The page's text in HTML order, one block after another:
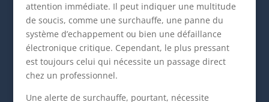
attention immédiate. Il peut indiquer une multitude
de soucis, comme une surchauffe, une panne du
système d’echappement ou bien une défaillance
électronique critique. Cependant, le plus pressant
est toujours celui qui nécessite un passage direct
chez un professionnel.
Une alerte de surchauffe, pourtant, nécessite